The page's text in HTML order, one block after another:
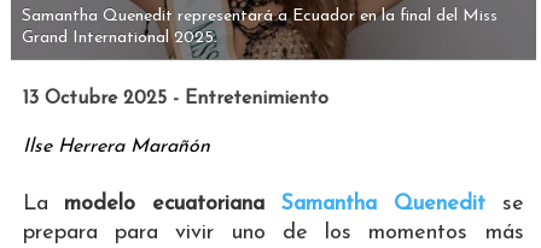
Samantha Quenedit representará a Ecuador en la final del Miss
Grand International 2025.
13 Octubre 2025 - Entretenimiento
Ilse Herrera Marañón
La modelo ecuatoriana Samantha Quenedit se
prepara para vivir uno de los momentos más